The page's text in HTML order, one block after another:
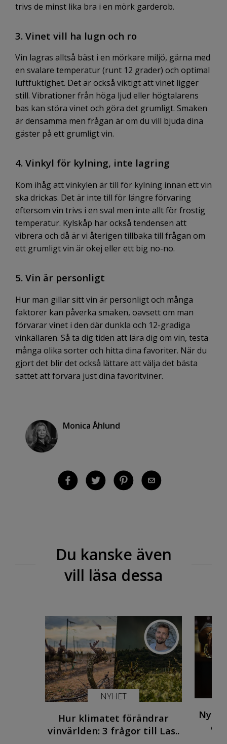
trivs de minst lika bra i en mörk garderob.
3. Vinet vill ha lugn och ro
Vin lagras alltså bäst i en mörkare miljö, gärna med
en svalare temperatur (runt 12 grader) och optimal
luftfuktighet. Det är också viktigt att vinet ligger
still. Vibrationer från höga ljud eller högtalarens
bas kan störa vinet och göra det grumligt. Smaken
är densamma men frågan är om du vill bjuda dina
gäster på ett grumligt vin.
4. Vinkyl för kylning, inte lagring
Kom ihåg att vinkylen är till för kylning innan ett vin
ska drickas. Det är inte till för längre förvaring
eftersom vin trivs i en sval men inte allt för frostig
temperatur. Kylskåp har också tendensen att
vibrera och då är vi återigen tillbaka till frågan om
ett grumligt vin är okej eller ett big no-no.
5. Vin är personligt
Hur man gillar sitt vin är personligt och många
faktorer kan påverka smaken, oavsett om man
förvarar vinet i den där dunkla och 12-gradiga
vinkällaren. Så ta dig tiden att lära dig om vin, testa
många olika sorter och hitta dina favoriter. När du
gjort det blir det också lättare att välja det bästa
sättet att förvara just dina favoritviner.
Monica Åhlund
Du kanske även
vill läsa dessa
NYHET
Hur klimatet förändrar
vinvärlden: 3 frågor till Las..
Nytt
öl